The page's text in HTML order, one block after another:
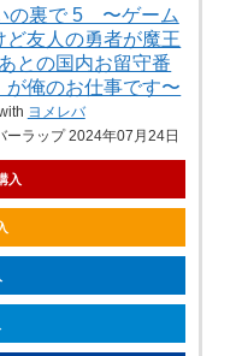
の裏で 5 〜ゲーム
ど友人の勇者が魔王
との国内お留守番
が俺のお仕事です〜
ヨメレバ
ーラップ 2024年07月24日
入